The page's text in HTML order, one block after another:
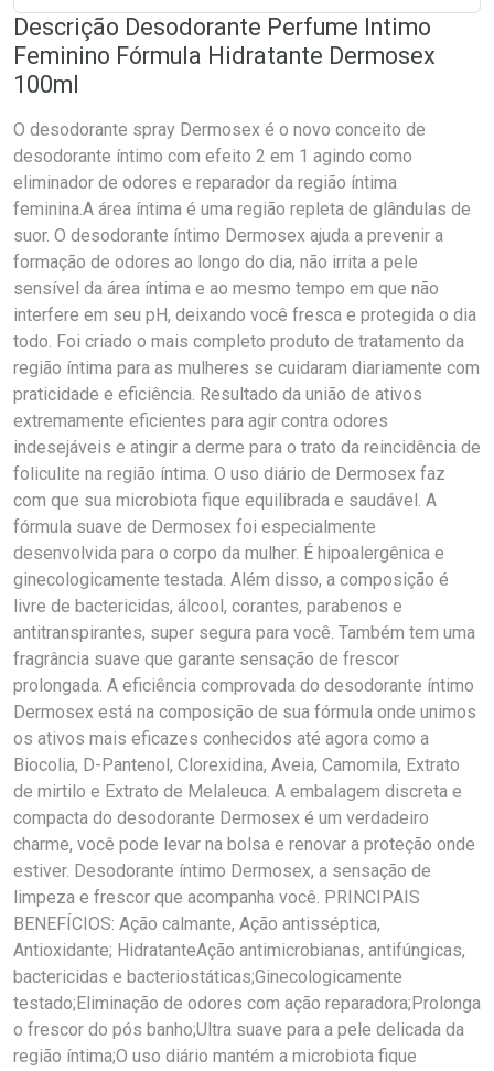
Descrição Desodorante Perfume Intimo
Feminino Fórmula Hidratante Dermosex
100ml
O desodorante spray Dermosex é o novo conceito de
desodorante íntimo com efeito 2 em 1 agindo como
eliminador de odores e reparador da região íntima
feminina.A área íntima é uma região repleta de glândulas de
suor. O desodorante íntimo Dermosex ajuda a prevenir a
formação de odores ao longo do dia, não irrita a pele
sensível da área íntima e ao mesmo tempo em que não
interfere em seu pH, deixando você fresca e protegida o dia
todo. Foi criado o mais completo produto de tratamento da
região íntima para as mulheres se cuidaram diariamente com
praticidade e eficiência. Resultado da união de ativos
extremamente eficientes para agir contra odores
indesejáveis e atingir a derme para o trato da reincidência de
foliculite na região íntima. O uso diário de Dermosex faz
com que sua microbiota fique equilibrada e saudável. A
fórmula suave de Dermosex foi especialmente
desenvolvida para o corpo da mulher. É hipoalergênica e
ginecologicamente testada. Além disso, a composição é
livre de bactericidas, álcool, corantes, parabenos e
antitranspirantes, super segura para você. Também tem uma
fragrância suave que garante sensação de frescor
prolongada. A eficiência comprovada do desodorante íntimo
Dermosex está na composição de sua fórmula onde unimos
os ativos mais eficazes conhecidos até agora como a
Biocolia, D-Pantenol, Clorexidina, Aveia, Camomila, Extrato
de mirtilo e Extrato de Melaleuca. A embalagem discreta e
compacta do desodorante Dermosex é um verdadeiro
charme, você pode levar na bolsa e renovar a proteção onde
estiver. Desodorante íntimo Dermosex, a sensação de
limpeza e frescor que acompanha você. PRINCIPAIS
BENEFÍCIOS: Ação calmante, Ação antisséptica,
Antioxidante; HidratanteAção antimicrobianas, antifúngicas,
bactericidas e bacteriostáticas;Ginecologicamente
testado;Eliminação de odores com ação reparadora;Prolonga
o frescor do pós banho;Ultra suave para a pele delicada da
região íntima;O uso diário mantém a microbiota fique